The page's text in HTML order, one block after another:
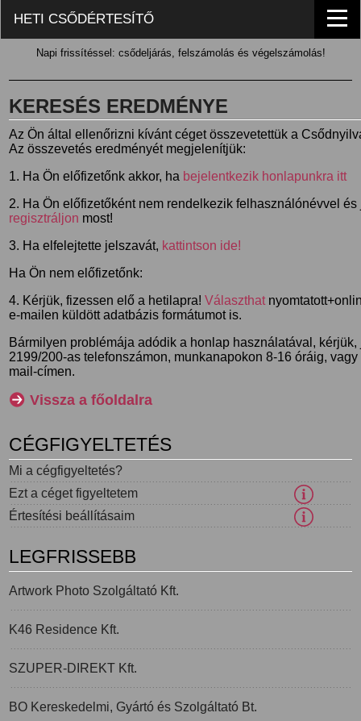
HETI CSŐDÉRTESÍTŐ
Napi frissítéssel: csődeljárás, felszámolás és végelszámolás!
KERESÉS EREDMÉNYE
Az Ön által ellenőrizni kívánt céget összevetettük a
Az összevetés eredményét megjelenítjük:
1. Ha Ön előfizetőnk akkor, ha bejelentkezik honlapunkra itt
2. Ha Ön előfizetőként nem rendelkezik felhasználónévvel
regisztráljon most!
3. Ha elfelejtette jelszavát, kattintson ide!
Ha Ön nem előfizetőnk:
4. Kérjük, fizessen elő a hetilapra!Választhat
e-mailen küldött adatbázis formátumot is.
Bármilyen problémája adódik a honlap használatával,
2199/200-as telefonszámon, munkanapokon 8-16 óráig,
mail-címen.
Vissza a főoldalra
CÉGFIGYELTETÉS
Mi a cégfigyeltetés?
Ezt a céget figyeltetem
Értesítési beállításaim
LEGFRISSEBB
Artwork Photo Szolgáltató Kft.
K46 Residence Kft.
SZUPER-DIREKT Kft.
BO Kereskedelmi, Gyártó és Szolgáltató Bt.